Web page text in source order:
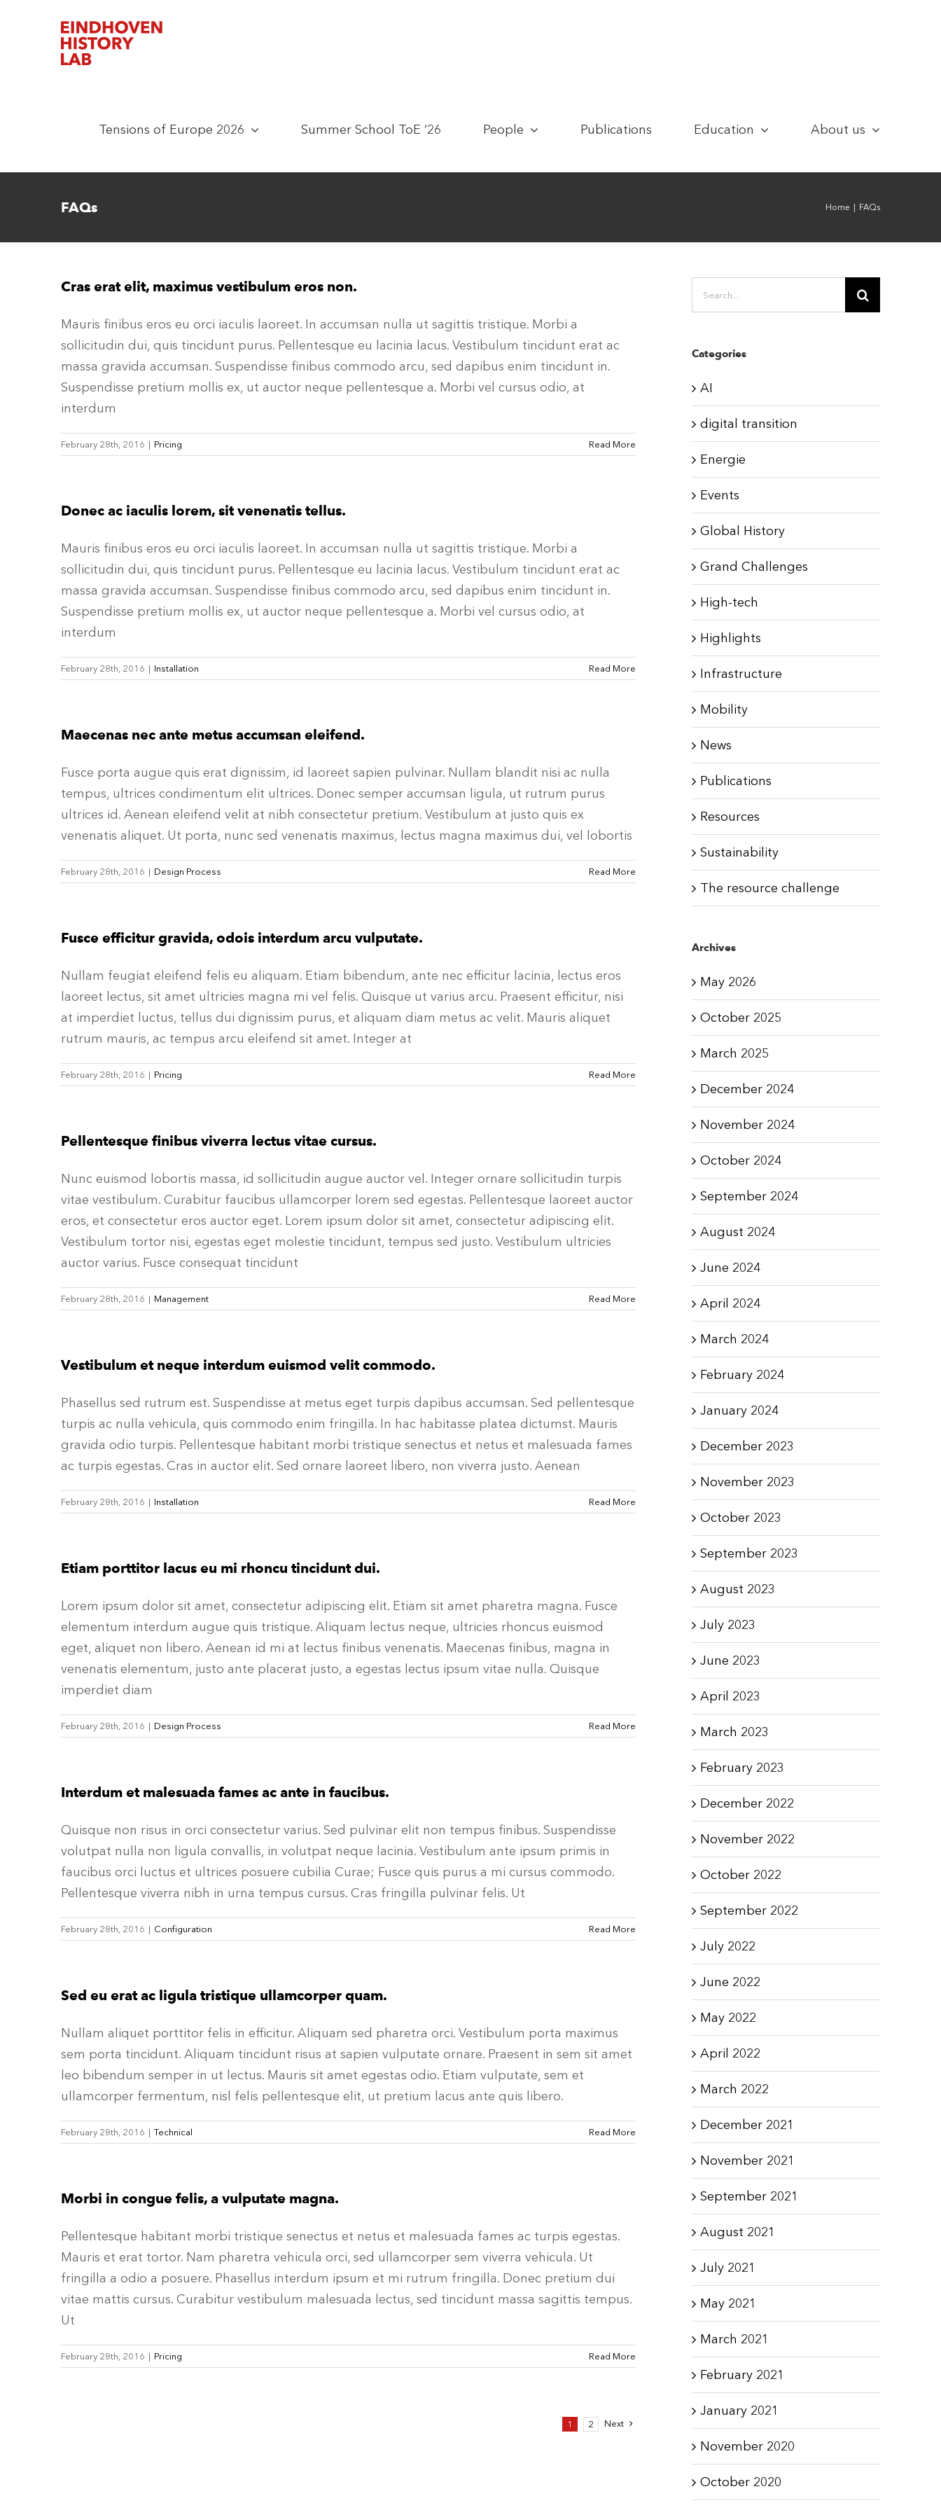
Tensions of Europe 2026 Summer School ToE ’26 People Publications Education About us
FAQs Home FAQs
Cras erat elit, maximus vestibulum eros non.
Mauris finibus eros eu orci iaculis laoreet. In accumsan nulla ut sagittis tristique. Morbi a
sollicitudin dui, quis tincidunt purus. Pellentesque eu lacinia lacus. Vestibulum tincidunt erat ac
massa gravida accumsan. Suspendisse finibus commodo arcu, sed dapibus enim tincidunt in.
Suspendisse pretium mollis ex, ut auctor neque pellentesque a. Morbi vel cursus odio, at
interdum
February 28th, 2016 | Pricing Read More
Donec ac iaculis lorem, sit venenatis tellus.
Mauris finibus eros eu orci iaculis laoreet. In accumsan nulla ut sagittis tristique. Morbi a
sollicitudin dui, quis tincidunt purus. Pellentesque eu lacinia lacus. Vestibulum tincidunt erat ac
massa gravida accumsan. Suspendisse finibus commodo arcu, sed dapibus enim tincidunt in.
Suspendisse pretium mollis ex, ut auctor neque pellentesque a. Morbi vel cursus odio, at
interdum
February 28th, 2016 | Installation Read More
Maecenas nec ante metus accumsan eleifend.
Fusce porta augue quis erat dignissim, id laoreet sapien pulvinar. Nullam blandit nisi ac nulla
tempus, ultrices condimentum elit ultrices. Donec semper accumsan ligula, ut rutrum purus
ultrices id. Aenean eleifend velit at nibh consectetur pretium. Vestibulum at justo quis ex
venenatis aliquet. Ut porta, nunc sed venenatis maximus, lectus magna maximus dui, vel lobortis
February 28th, 2016 | Design Process Read More
Fusce efficitur gravida, odois interdum arcu vulputate.
Nullam feugiat eleifend felis eu aliquam. Etiam bibendum, ante nec efficitur lacinia, lectus eros
laoreet lectus, sit amet ultricies magna mi vel felis. Quisque ut varius arcu. Praesent efficitur, nisi
at imperdiet luctus, tellus dui dignissim purus, et aliquam diam metus ac velit. Mauris aliquet
rutrum mauris, ac tempus arcu eleifend sit amet. Integer at
February 28th, 2016 | Pricing Read More
Pellentesque finibus viverra lectus vitae cursus.
Nunc euismod lobortis massa, id sollicitudin augue auctor vel. Integer ornare sollicitudin turpis
vitae vestibulum. Curabitur faucibus ullamcorper lorem sed egestas. Pellentesque laoreet auctor
eros, et consectetur eros auctor eget. Lorem ipsum dolor sit amet, consectetur adipiscing elit.
Vestibulum tortor nisi, egestas eget molestie tincidunt, tempus sed justo. Vestibulum ultricies
auctor varius. Fusce consequat tincidunt
February 28th, 2016 | Management Read More
Vestibulum et neque interdum euismod velit commodo.
Phasellus sed rutrum est. Suspendisse at metus eget turpis dapibus accumsan. Sed pellentesque
turpis ac nulla vehicula, quis commodo enim fringilla. In hac habitasse platea dictumst. Mauris
gravida odio turpis. Pellentesque habitant morbi tristique senectus et netus et malesuada fames
ac turpis egestas. Cras in auctor elit. Sed ornare laoreet libero, non viverra justo. Aenean
February 28th, 2016 | Installation Read More
Etiam porttitor lacus eu mi rhoncu tincidunt dui.
Lorem ipsum dolor sit amet, consectetur adipiscing elit. Etiam sit amet pharetra magna. Fusce
elementum interdum augue quis tristique. Aliquam lectus neque, ultricies rhoncus euismod
eget, aliquet non libero. Aenean id mi at lectus finibus venenatis. Maecenas finibus, magna in
venenatis elementum, justo ante placerat justo, a egestas lectus ipsum vitae nulla. Quisque
imperdiet diam
February 28th, 2016 | Design Process Read More
Interdum et malesuada fames ac ante in faucibus.
Quisque non risus in orci consectetur varius. Sed pulvinar elit non tempus finibus. Suspendisse
volutpat nulla non ligula convallis, in volutpat neque lacinia. Vestibulum ante ipsum primis in
faucibus orci luctus et ultrices posuere cubilia Curae; Fusce quis purus a mi cursus commodo.
Pellentesque viverra nibh in urna tempus cursus. Cras fringilla pulvinar felis. Ut
February 28th, 2016 | Configuration Read More
Sed eu erat ac ligula tristique ullamcorper quam.
Nullam aliquet porttitor felis in efficitur. Aliquam sed pharetra orci. Vestibulum porta maximus
sem porta tincidunt. Aliquam tincidunt risus at sapien vulputate ornare. Praesent in sem sit amet
leo bibendum semper in ut lectus. Mauris sit amet egestas odio. Etiam vulputate, sem et
ullamcorper fermentum, nisl felis pellentesque elit, ut pretium lacus ante quis libero.
February 28th, 2016 | Technical Read More
Morbi in congue felis, a vulputate magna.
Pellentesque habitant morbi tristique senectus et netus et malesuada fames ac turpis egestas.
Mauris et erat tortor. Nam pharetra vehicula orci, sed ullamcorper sem viverra vehicula. Ut
fringilla a odio a posuere. Phasellus interdum ipsum et mi rutrum fringilla. Donec pretium dui
vitae mattis cursus. Curabitur vestibulum malesuada lectus, sed tincidunt massa sagittis tempus.
Ut
February 28th, 2016 | Pricing Read More
1 2 Next
for:
Categories
AI
digital transition
Energie
Events
Global History
Grand Challenges
High-tech
Highlights
Infrastructure
Mobility
News
Publications
Resources
Sustainability
The resource challenge
Archives
May 2026
October 2025
March 2025
December 2024
November 2024
October 2024
September 2024
August 2024
June 2024
April 2024
March 2024
February 2024
January 2024
December 2023
November 2023
October 2023
September 2023
August 2023
July 2023
June 2023
April 2023
March 2023
February 2023
December 2022
November 2022
October 2022
September 2022
July 2022
June 2022
May 2022
April 2022
March 2022
December 2021
November 2021
September 2021
August 2021
July 2021
May 2021
March 2021
February 2021
January 2021
November 2020
October 2020